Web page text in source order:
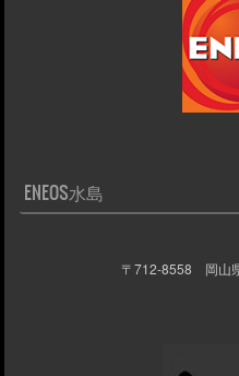
ENEOS水島
〒712-8558 岡山